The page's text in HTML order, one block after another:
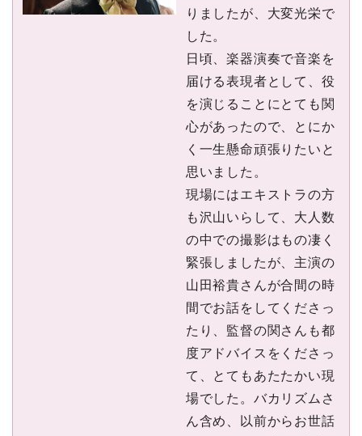
りましたが、⼤変光栄で
した。
⽇頃、楽器演奏で⾳楽を
届ける表現者として、役
を演じることにとても関
⼼があったので、とにか
く⼀⽣懸命頑張りたいと
思いました。
現場にはエキストラの⽅
も沢⼭いらして、⼤⼈数
の中での撮影はもの凄く
緊張しましたが、主演の
⼭⽥裕貴さんが合間の時
間でお話をしてくださっ
たり、監督の関さんも都
度アドバイスをくださっ
て、とてもあたたかい現
場でした。バカリズムさ
ん含め、以前からお世話